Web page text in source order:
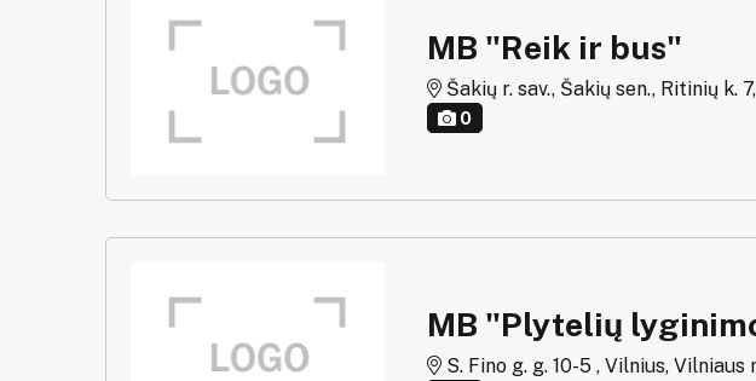
MB "Reik ir bus"
Šakių r. sav., Šakių sen., Ritinių k. 7,
0
MB "Plytelių
S. Fino g. g. 10-5 , Vilnius, Vilniaus